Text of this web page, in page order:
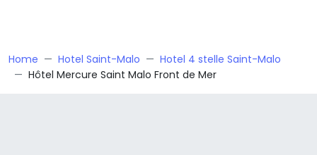
Home Hotel Saint-Malo
Hotel 4 stelle Saint-Malo
Hôtel Mercure Saint Malo Front de Mer